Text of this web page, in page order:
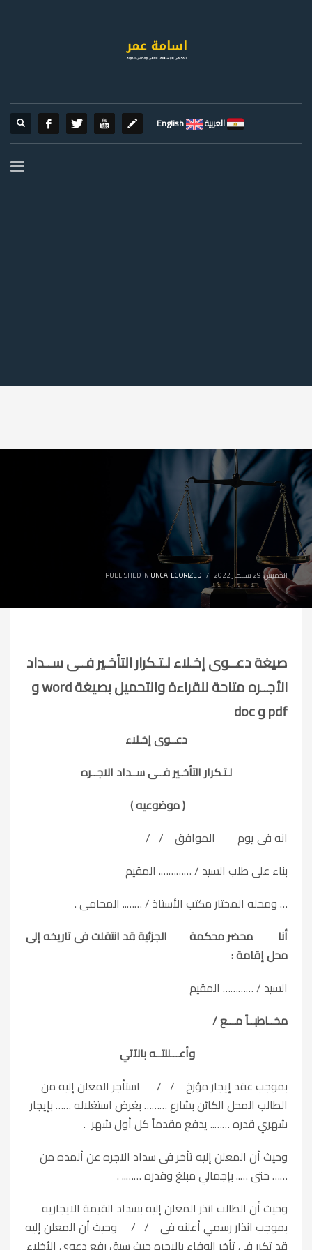
العربية English
الخميس, 29 سبتمبر 2022 /
PUBLISHED IN UNCATEGORIZED
صيغة دعــوى إخـلاء لـتـكرار التأخـير فــى ســداد
الأجــره متاحة للقراءة والتحميل بصيغة word و
pdf و doc
دعــوى إخـلاء
لـتـكرار التأخـير فــى ســداد الاجــره
( موضوعيه )
انه فى يوم الموافق / /
بناء على طلب السيد / …………. المقيم
… ومحله المختار مكتب الأستاذ / …….. المحامى .
أنا محضر محكمة الجزئية قد انتقلت فى تاريخه إلى
محل إقامة :
السيد / ………… المقيم
مخــاطبــاً مـــع /
وأعـــلنتــه بالآتي
بموجب عقد إيجار مؤرخ / / استأجر المعلن إليه من
الطالب المحل الكائن بشارع ……… بغرض استغلاله …… بإيجار
شهري قدره …….. يدفع مقدماً كل أول شهر .
وحيث أن المعلن إليه تأخر فى سداد الاجره عن ألمده من
…… حتى ….. بإجمالي مبلغ وقدره …….. .
وحيث أن الطالب انذر المعلن إليه بسداد القيمة الايجاريه
بموجب انذار رسمي أعلنه فى / / وحيث أن المعلن إليه
قد تكرر فى تأخر الوفاء بالإجره حيث سبق رفع دعوى الأخلاء